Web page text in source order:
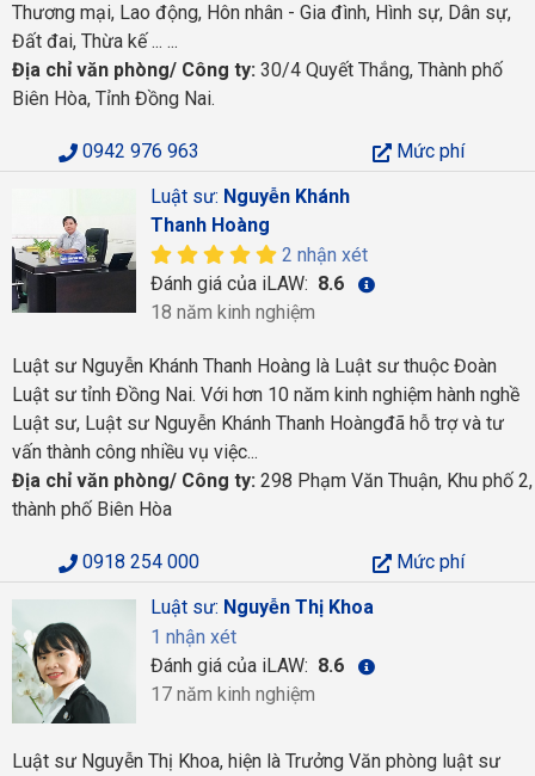
Thương mại, Lao động, Hôn nhân - Gia đình, Hình sự, Dân sự,
Đất đai, Thừa kế ... ...
Địa chỉ văn phòng/ Công ty: 30/4 Quyết Thắng, Thành phố
Biên Hòa, Tỉnh Đồng Nai.
0942 976 963
Mức phí
Luật sư: Nguyễn Khánh
Thanh Hoàng
2 nhận xét
Đánh giá của iLAW: 8.6
18 năm kinh nghiệm
Luật sư Nguyễn Khánh Thanh Hoàng là Luật sư thuộc Đoàn
Luật sư tỉnh Đồng Nai. Với hơn 10 năm kinh nghiệm hành nghề
Luật sư, Luật sư Nguyễn Khánh Thanh Hoàngđã hỗ trợ và tư
vấn thành công nhiều vụ việc...
Địa chỉ văn phòng/ Công ty: 298 Phạm Văn Thuận, Khu phố 2,
thành phố Biên Hòa
0918 254 000
Mức phí
Luật sư: Nguyễn Thị Khoa
1 nhận xét
Đánh giá của iLAW: 8.6
17 năm kinh nghiệm
Luật sư Nguyễn Thị Khoa, hiện là Trưởng Văn phòng luật sư